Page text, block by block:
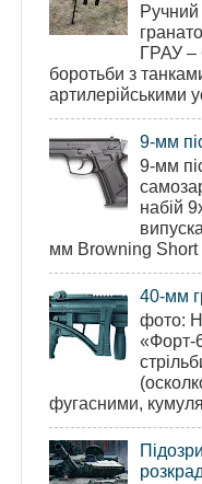
Ручний
ГРАУ –
боротьби з
артилерійськими
9-мм
9-мм
набій
мм Browning Short
40-мм
фото:
«Форт-
фугасними,